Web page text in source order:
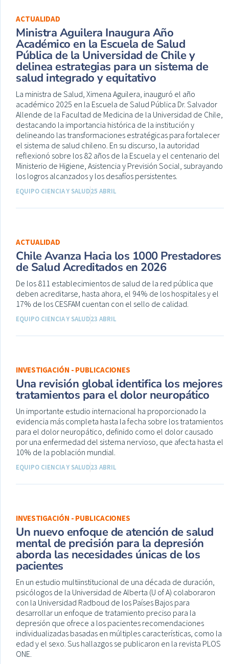
ACTUALIDAD
Ministra Aguilera Inaugura Año
Académico en la Escuela de Salud
Pública de la Universidad de Chile y
delinea estrategias para un sistema de
salud integrado y equitativo
La ministra de Salud, Ximena Aguilera, inauguró el año
académico 2025 en la Escuela de Salud Pública Dr. Salvador
Allende de la Facultad de Medicina de la Universidad de Chile,
destacando la importancia histórica de la institución y
delineando las transformaciones estratégicas para fortalecer
el sistema de salud chileno. En su discurso, la autoridad
reflexionó sobre los 82 años de la Escuela y el centenario del
Ministerio de Higiene, Asistencia y Previsión Social, subrayando
los logros alcanzados y los desafíos persistentes.
EQUIPO CIENCIA Y SALUD25 ABRIL
ACTUALIDAD
Chile Avanza Hacia los 1000 Prestadores
de Salud Acreditados en 2026
De los 811 establecimientos de salud de la red pública que
deben acreditarse, hasta ahora, el 94% de los hospitales y el
17% de los CESFAM cuentan con el sello de calidad.
EQUIPO CIENCIA Y SALUD23 ABRIL
INVESTIGACIÓN - PUBLICACIONES
Una revisión global identifica los mejores
tratamientos para el dolor neuropático
Un importante estudio internacional ha proporcionado la
evidencia más completa hasta la fecha sobre los tratamientos
para el dolor neuropático, definido como el dolor causado
por una enfermedad del sistema nervioso, que afecta hasta el
10% de la población mundial.
EQUIPO CIENCIA Y SALUD23 ABRIL
INVESTIGACIÓN - PUBLICACIONES
Un nuevo enfoque de atención de salud
mental de precisión para la depresión
aborda las necesidades únicas de los
pacientes
En un estudio multiinstitucional de una década de duración,
psicólogos de la Universidad de Alberta (U of A) colaboraron
con la Universidad Radboud de los Países Bajos para
desarrollar un enfoque de tratamiento preciso para la
depresión que ofrece a los pacientes recomendaciones
individualizadas basadas en múltiples características, como la
edad y el sexo. Sus hallazgos se publicaron en la revista PLOS
ONE.